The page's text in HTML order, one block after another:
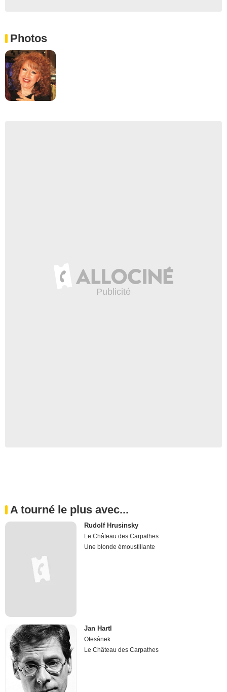
Photos
A tourné le plus avec...
Rudolf Hrusinsky
Le Château des Carpathes
Une blonde émoustillante
Jan Hartl
Otesánek
Le Château des Carpathes